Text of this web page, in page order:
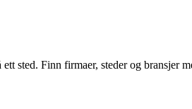
sted. Finn firmaer, steder og bransjer